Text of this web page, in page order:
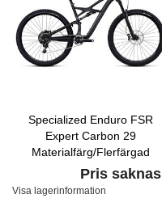
Specialized Enduro FSR
Expert Carbon 29
Materialfärg/Flerfärgad
Pris saknas
Visa lagerinformation